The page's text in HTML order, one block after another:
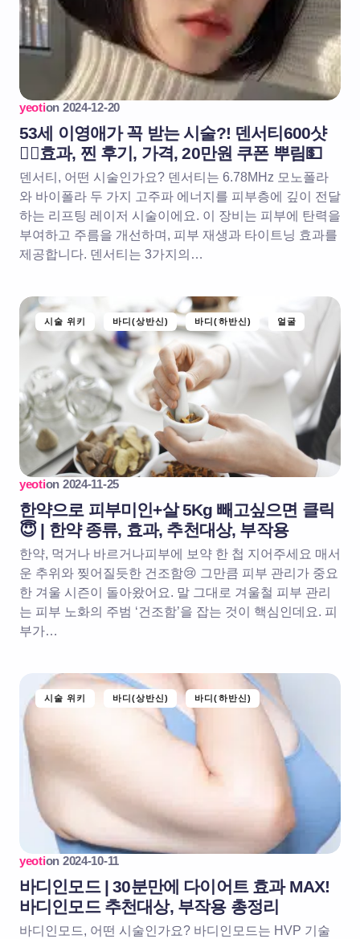
yeotion 2024-12-20
53세 이영애가 꼭 받는 시술?! 덴서티600샷
❤️‍🔥효과, 찐 후기, 가격, 20만원 쿠폰 뿌림💵
덴서티, 어떤 시술인가요? 덴서티는 6.78MHz 모노폴라
와 바이폴라 두 가지 고주파 에너지를 피부층에 깊이 전달
하는 리프팅 레이저 시술이에요. 이 장비는 피부에 탄력을
부여하고 주름을 개선하며, 피부 재생과 타이트닝 효과를
제공합니다. 덴서티는 3가지의…
시술 위키 바디(상반신) 바디(하반신) 얼굴
yeotion 2024-11-25
한약으로 피부미인+살 5Kg 빼고싶으면 클릭
😇 | 한약 종류, 효과, 추천대상, 부작용
한약, 먹거나 바르거나피부에 보약 한 첩 지어주세요 매서
운 추위와 찢어질듯한 건조함😢 그만큼 피부 관리가 중요
한 겨울 시즌이 돌아왔어요. 말 그대로 겨울철 피부 관리
는 피부 노화의 주범 ‘건조함’을 잡는 것이 핵심인데요. 피
부가…
시술 위키 바디(상반신) 바디(하반신)
yeotion 2024-10-11
바디인모드 | 30분만에 다이어트 효과 MAX!
바디인모드 추천대상, 부작용 총정리
바디인모드, 어떤 시술인가요? 바디인모드는 HVP 기술